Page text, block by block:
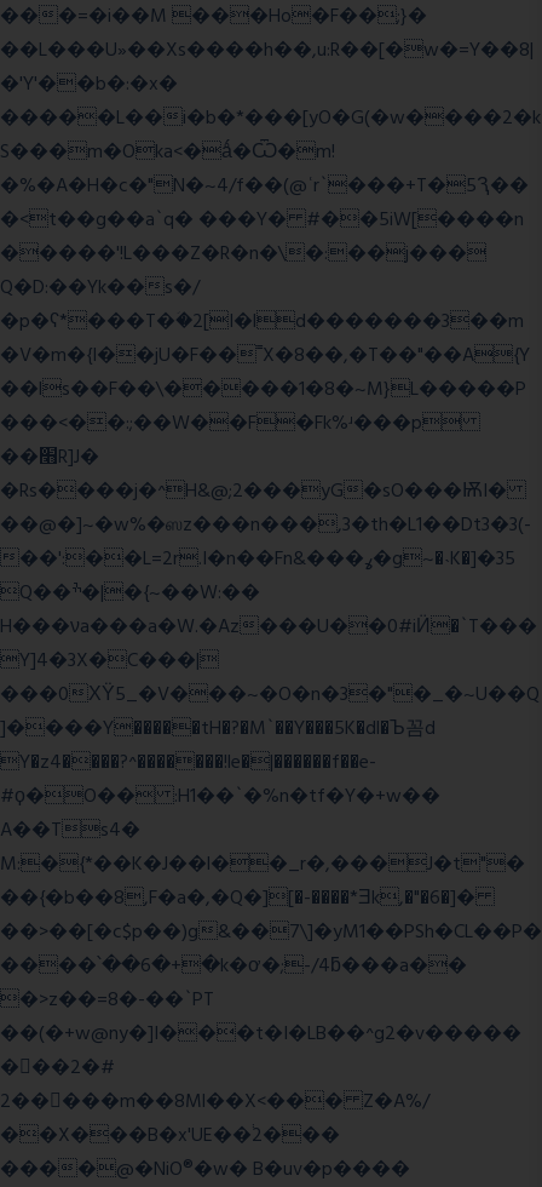
���=�i��M ���Ho�F��;}�
��L���U»��Xs����h��,u:R��[�w�=Y��8|
�'Y'��b�:�x�
�����L��i�b�*���[yO�G(�w����2�k
S���m�Oka<�ǻ�Ѿ�m!
�%�A�H�c�"N�~4/f��(@ʿr`���+T�5Ԇ��
�<t��g��a`q� ���Y� #��5iW[����n
�����'!L���Z�R�n�\�:��j���
Q�D:��Yk��s�/
�p�ʕ*���T�ؘ�2[I�ld�������3��m
�V�m�{I��jU�F��˭X�8��,�T��"��A{Y
��ls��F��\�����1�8�~M}L�����P
���<��:;��W��F�Fk%ʴ���p
��׫R]J�
�Rs����j�^H&@;2���yG�sO���ѬI�
��@�]~�w%�ஸz���n���,3�th�L1��Dt3�3(-
��':��L=2r.I�n��Fn&���ߩ�g~�˴K�]�35
Q��ׯ�|�{~��W:��
H���νa���a�W.�Az���U��0#iӤ�`T���
Y]4�3X�C���|
���0ХΫ5_�V���~�O�n�3�"�_�~U��Q
]����Y�����tH�?�M`��Y���5K�dl�Ъ꼼d
Y�z4����?^�������!le�|������f��e-
#ϙ�O�� :H1��`�%n�tf�Y�+w��
A��Ts4�
M:�{*��K�J��l��_r�,���J�t"�
��{�b��8,F�a�,�Q�][�-����*Ǝk,�"�6�]�
��>��[�c$p��)g&��7\]�yM1��PSh�CL��P�
����՝��6�+�k�ơ�;-/4ƃ���a��
�>z��=8�-��`PT
��(�+w@ny�]I���t�I�LB��^g2�v�����
��ٕ�2�#
2�����m��8Ml��X<��� Z�A%/
��X���B�x'UE��֔2���
����@�NiO®�w� B�uv�p����